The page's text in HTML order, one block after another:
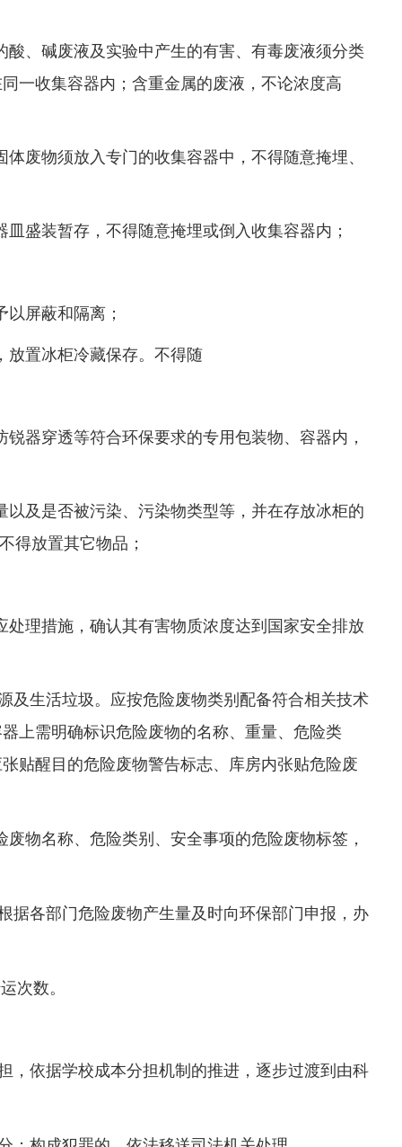
酸、碱废液及实验中产生的有害、有毒废液须分类
一收集容器内；含重金属的废液，不论浓度高
废物须放入专门的收集容器中，不得随意掩埋、
盛装暂存，不得随意掩埋或倒入收集容器内；
屏蔽和隔离；
放置冰柜冷藏保存。不得随
器穿透等符合环保要求的专用包装物、容器内，
及是否被污染、污染物类型等，并在存放冰柜的
得放置其它物品；
理措施，确认其有害物质浓度达到国家安全排放
及生活垃圾。应按危险废物类别配备符合相关技术
上需明确标识危险废物的名称、重量、危险类
贴醒目的危险废物警告标志、库房内张贴危险废
废物名称、危险类别、 安全事项的危险废物标签，
据各部门危险废物产生量及时向环保部门申报，办
次数。
，依据学校成本分担机制的推进，逐步过渡到由科